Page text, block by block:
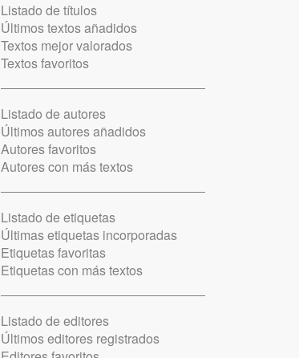
Listado de títulos
Últimos textos añadidos
Textos mejor valorados
Textos favoritos
Listado de autores
Últimos autores añadidos
Autores favoritos
Autores con más textos
Listado de etiquetas
Últimas etiquetas incorporadas
Etiquetas favoritas
Etiquetas con más textos
Listado de editores
Últimos editores registrados